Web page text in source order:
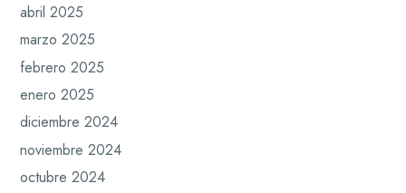
abril 2025
marzo 2025
febrero 2025
enero 2025
diciembre 2024
noviembre 2024
octubre 2024